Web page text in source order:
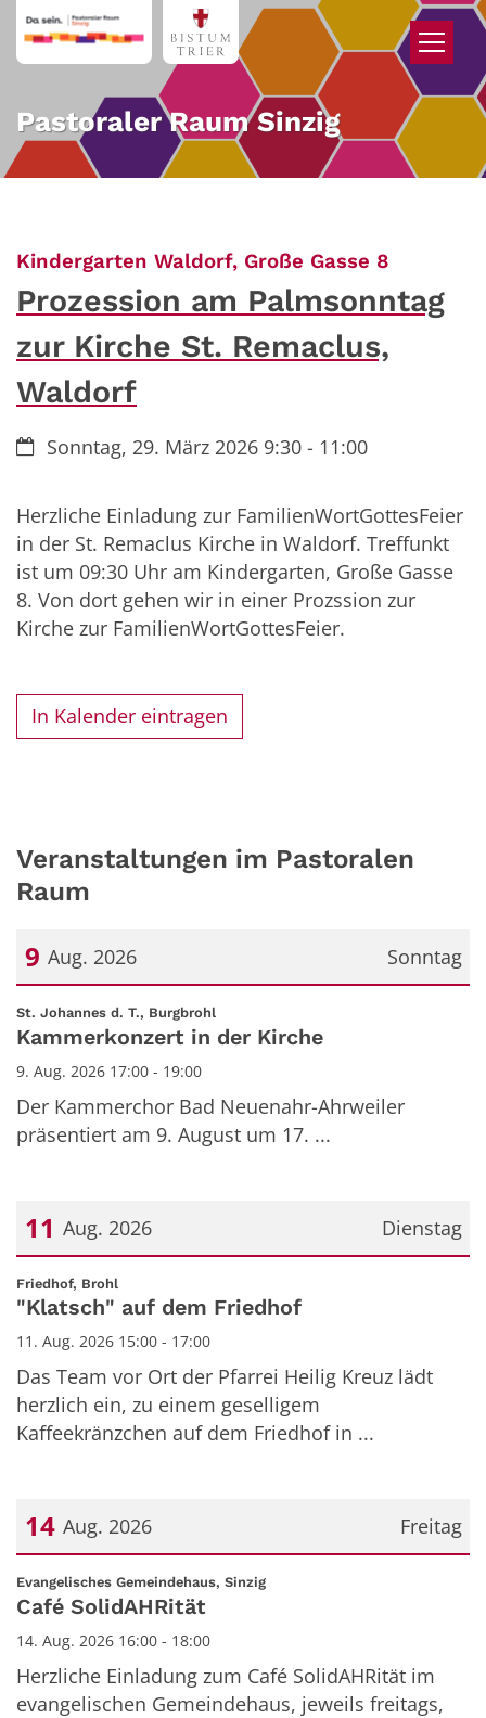
Zum Inhalt springen
Pastoraler Raum Sinzig
Kindergarten Waldorf, Große Gasse 8
Prozession am Palmsonntag
zur Kirche St. Remaclus,
Waldorf
Datum:Sonntag, 29. März 2026 9:30 - 11:00
Herzliche Einladung zur FamilienWortGottesFeier
in der St. Remaclus Kirche in Waldorf. Treffunkt
ist um 09:30 Uhr am Kindergarten, Große Gasse
8. Von dort gehen wir in einer Prozssion zur
Kirche zur FamilienWortGottesFeier.
In Kalender eintragen
Veranstaltungen im Pastoralen
Raum
Sonntag
9 Aug. 2026
Datum: 9. August 2026
St. Johannes d. T., Burgbrohl
Kammerkonzert in der Kirche
9. Aug. 2026 17:00 - 19:00
Der Kammerchor Bad Neuenahr-Ahrweiler
präsentiert am 9. August um 17. ...
Dienstag
11 Aug. 2026
Datum: 11. August 2026
Friedhof, Brohl
"Klatsch" auf dem Friedhof
11. Aug. 2026 15:00 - 17:00
Das Team vor Ort der Pfarrei Heilig Kreuz lädt
herzlich ein, zu einem geselligem
Kaffeekränzchen auf dem Friedhof in ...
Freitag
14 Aug. 2026
Datum: 14. August 2026
Evangelisches Gemeindehaus, Sinzig:
Café SolidAHRität
14. Aug. 2026 16:00 - 18:00
Herzliche Einladung zum Café SolidAHRität im
evangelischen Gemeindehaus, jeweils freitags,